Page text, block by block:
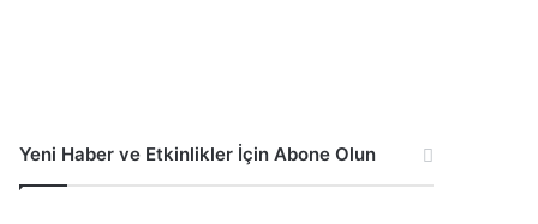
Yeni Haber ve Etkinlikler İçin Abone Olun